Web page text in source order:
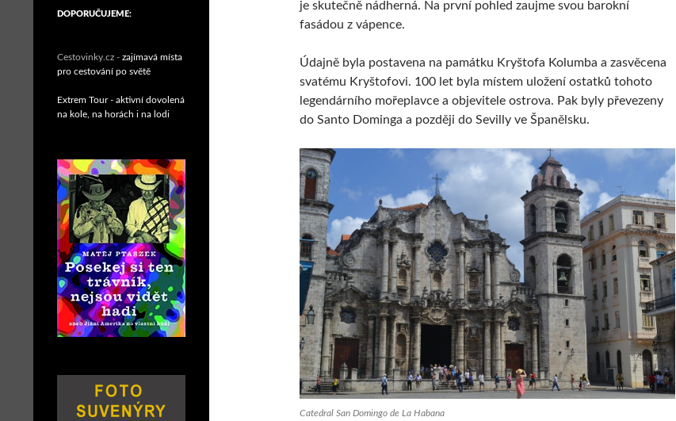
je skutečně nádherná. Na první pohled zaujme svou barokní
fasádou z vápence.
Údajně byla postavena na památku Kryštofa Kolumba a zasvěcena
svatému Kryštofovi. 100 let byla místem uložení ostatků tohoto
legendárního mořeplavce a objevitele ostrova. Pak byly převezeny
do Santo Dominga a později do Sevilly ve Španělsku.
Catedral San Domingo de La Habana
DOPORUČUJEME:
Cestovinky.cz - zajímavá místa
pro cestování po světě
Extrem Tour - aktivní dovolená
na kole, na horách i na lodi